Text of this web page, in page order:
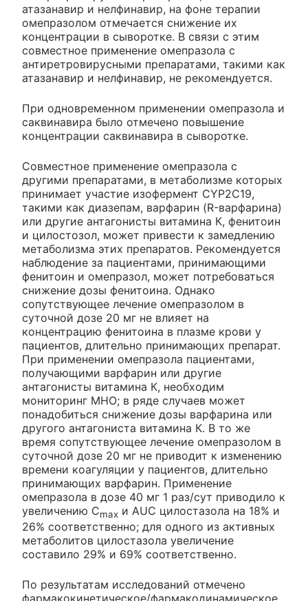
атазанавир и нелфинавир, на фоне терапии
омепразолом отмечается снижение их
концентрации в сыворотке. В связи с этим
совместное применение омепразола с
антиретровирусными препаратами, такими как
атазанавир и нелфинавир, не рекомендуется.
При одновременном применении омепразола и
саквинавира было отмечено повышение
концентрации саквинавира в сыворотке.
Совместное применение омепразола с
другими препаратами, в метаболизме которых
принимает участие изофермент CYP2C19,
такими как диазепам, варфарин (R-варфарина)
или другие антагонисты витамина К, фенитоин
и цилостозол, может привести к замедлению
метаболизма этих препаратов. Рекомендуется
наблюдение за пациентами, принимающими
фенитоин и омепразол, может потребоваться
снижение дозы фенитоина. Однако
сопутствующее лечение омепразолом в
суточной дозе 20 мг не влияет на
концентрацию фенитоина в плазме крови у
пациентов, длительно принимающих препарат.
При применении омепразола пациентами,
получающими варфарин или другие
антагонисты витамина К, необходим
мониторинг МНО; в ряде случаев может
понадобиться снижение дозы варфарина или
другого антагониста витамина К. В то же
время сопутствующее лечение омепразолом в
суточной дозе 20 мг не приводит к изменению
времени коагуляции у пациентов, длительно
принимающих варфарин. Применение
омепразола в дозе 40 мг 1 раз/сут приводило к
увеличению Cmax и AUC цилостазола на 18% и
26% соответственно; для одного из активных
метаболитов цилостазола увеличение
составило 29% и 69% соответственно.
По результатам исследований отмечено